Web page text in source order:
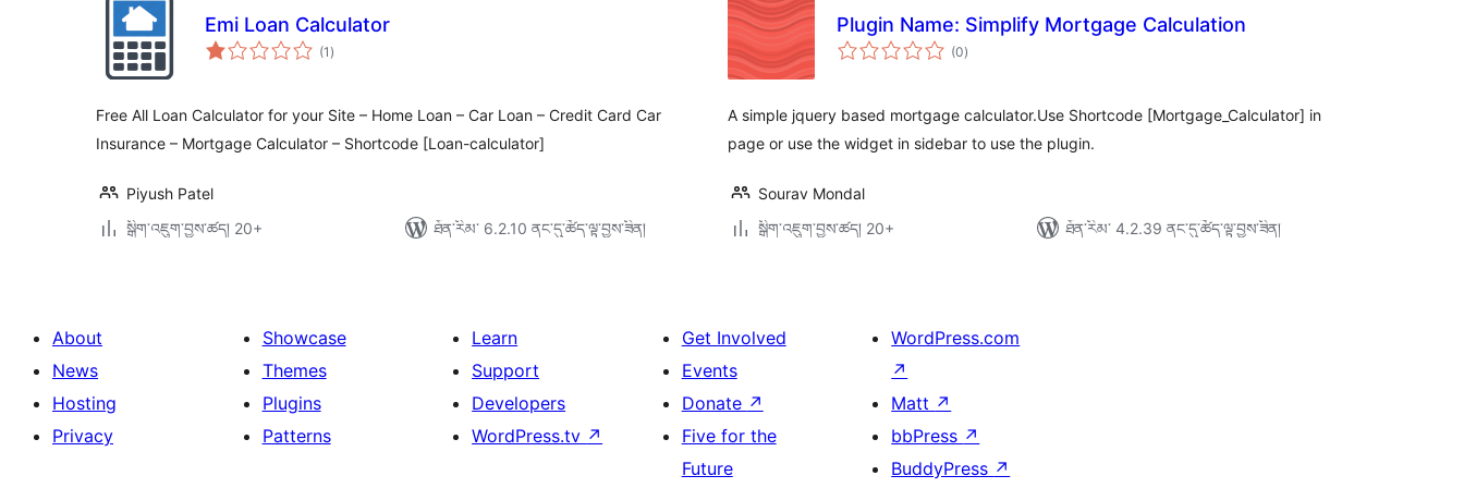
Emi Loan Calculator
(1 གདེང་
འཇོག་
)
Free All Loan Calculator for your Site – Home Loan – Car Loan – Credit Card Car
Insurance – Mortgage Calculator – Shortcode [Loan-calculator]
Piyush Patel
སྒྲིག་འཇུག་བྱས་ཚད། 20+
ཐོན་རིམ་ 6.2.10 ནང་དུ་ཚོད་ལྟ་བྱས་ཟིན།
Plugin Name: Simplify Mortgage Calculation
(0གདེང་
འཇོག་
)
A simple jquery based mortgage calculator.Use Shortcode [Mortgage_Calculator] in
page or use the widget in sidebar to use the plugin.
Sourav Mondal
སྒྲིག་འཇུག་བྱས་ཚད། 20+
ཐོན་རིམ་ 4.2.39 ནང་དུ་ཚོད་ལྟ་བྱས་ཟིན།
About
News
Hosting
Privacy
Showcase
Themes
Plugins
Patterns
Learn
Support
Developers
WordPress.tv ↗
Get Involved
Events
Donate ↗
Five for the
Future
WordPress.com
↗
Matt ↗
bbPress ↗
BuddyPress ↗